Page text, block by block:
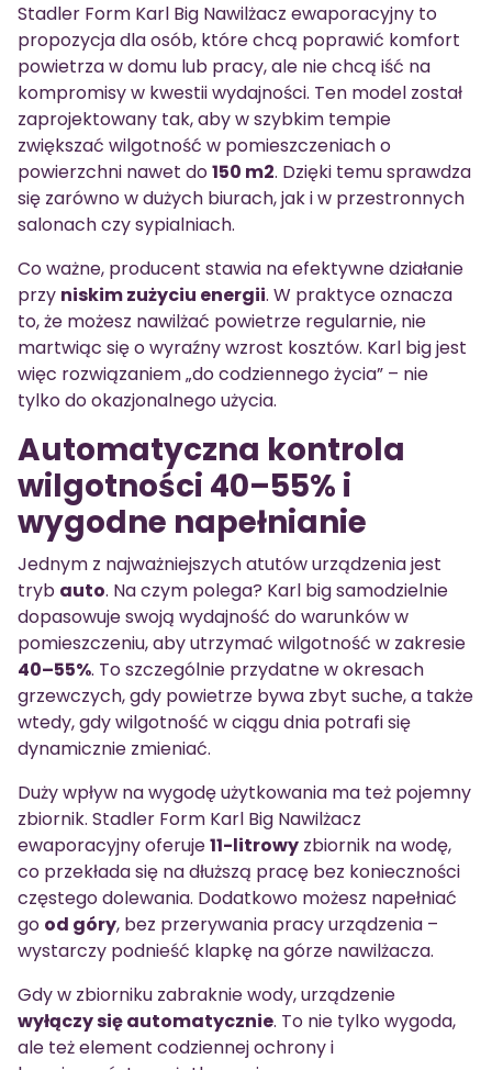
Stadler Form Karl Big Nawilżacz ewaporacyjny to
propozycja dla osób, które chcą poprawić komfort
powietrza w domu lub pracy, ale nie chcą iść na
kompromisy w kwestii wydajności. Ten model został
zaprojektowany tak, aby w szybkim tempie
zwiększać wilgotność w pomieszczeniach o
powierzchni nawet do150 m2. Dzięki temu sprawdza
się zarówno w dużych biurach, jak i w przestronnych
salonach czy sypialniach.
Co ważne, producent stawia na efektywne działanie
przy niskim zużyciu energii. W praktyce oznacza
to, że możesz nawilżać powietrze regularnie, nie
martwiąc się o wyraźny wzrost kosztów. Karl big jest
więc rozwiązaniem „do codziennego życia” – nie
tylko do okazjonalnego użycia.
Automatyczna kontrola
wilgotności 40–55% i
wygodne napełnianie
Jednym z najważniejszych atutów urządzenia jest
tryb auto. Na czym polega? Karl big samodzielnie
dopasowuje swoją wydajność do warunków w
pomieszczeniu, aby utrzymać wilgotność w zakresie
40–55%. To szczególnie przydatne w okresach
grzewczych, gdy powietrze bywa zbyt suche, a także
wtedy, gdy wilgotność w ciągu dnia potrafi się
dynamicznie zmieniać.
Duży wpływ na wygodę użytkowania ma też pojemny
zbiornik. Stadler Form Karl Big Nawilżacz
ewaporacyjny oferuje11-litrowy zbiornik na wodę,
co przekłada się na dłuższą pracę bez konieczności
częstego dolewania. Dodatkowo możesz napełniać
go od góry, bez przerywania pracy urządzenia –
wystarczy podnieść klapkę na górze nawilżacza.
Gdy w zbiorniku zabraknie wody, urządzenie
wyłączy się automatycznie. To nie tylko wygoda,
ale też element codziennej ochrony i